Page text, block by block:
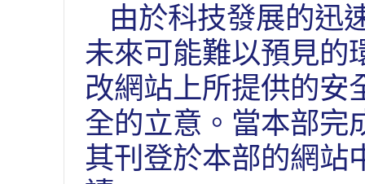
由於科技發展的迅
未來可能難以預見的
改網站上所提供的安
全的立意。當本部完
其刊登於本部的網站